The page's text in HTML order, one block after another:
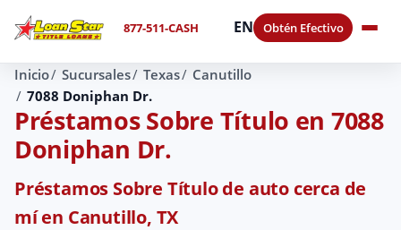
877-511-CASH EN Obtén Efectivo
Inicio Sucursales Texas
Canutillo
7088 Doniphan Dr.
Préstamos Sobre Título en 7088
Doniphan Dr.
Préstamos Sobre Título de auto cerca de
mí en Canutillo, TX